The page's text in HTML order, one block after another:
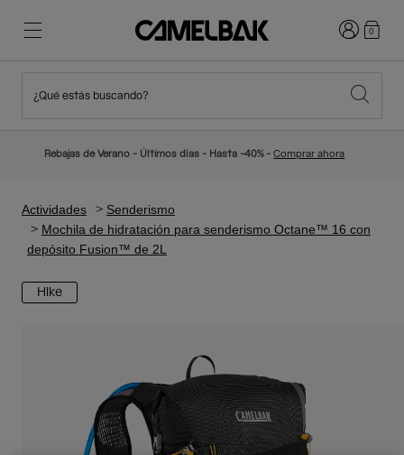
Novedades
Mochilas Hidratación
Chalecos Hidratación
Botellas
Tazas y Vasos
Senderismo
Viajar y estilo de vida
Adiós a los desechables
Iniciar0
¿Qué estás buscando?
Rebajas de Verano - Últimos días - Hasta -40% -Comprar ahora
Actividades
Senderismo
Mochila de hidratación para senderismo Octane™ 16 con
depósito Fusion™ de 2L
Hike